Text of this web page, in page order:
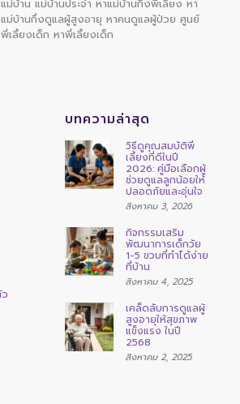
แม่บ้าน แม่บ้านประจำ หาแม่บ้านกึ่งพี่เลี้ยงหา
แม่บ้านกึ่งดูแลผู้สูงอายุ หาคนดูแลผู้ป่วยศูนย์
พี่เลี้ยงเด็ก หาพี่เลี้ยงเด็ก
บทความล่าสุด
วิธีดูคุณสมบัติพี่
เลี้ยงที่ดีในปี
2026: คู่มือเลือกผู้
ช่วยดูแลลูกน้อยให้
ปลอดภัยและอุ่นใจ
สิงหาคม 3, 2026
กิจกรรมเสริม
พัฒนาการเด็กวัย
1-5 ขวบที่ทำได้ง่าย
ที่บ้าน
สิงหาคม 4, 2025
เคล็ดลับการดูแลผู้
สูงอายุให้สุขภาพ
แข็งแรง ในปี
2568
สิงหาคม 2, 2025